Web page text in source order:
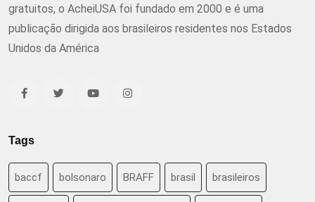
gratuitos, o AcheiUSA foi fundado em 2000 e é uma
publicação dirigida aos brasileiros residentes nos Estados
Unidos da América
Tags
baccf bolsonaro BRAFF brasil brasileiros